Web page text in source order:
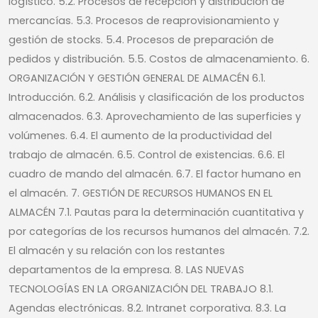
mercancías. 5.3. Procesos de reaprovisionamiento y
gestión de stocks. 5.4. Procesos de preparación de
pedidos y distribución. 5.5. Costos de almacenamiento. 6.
ORGANIZACIÓN Y GESTIÓN GENERAL DE ALMACÉN 6.1.
Introducción. 6.2. Análisis y clasificación de los productos
almacenados. 6.3. Aprovechamiento de las superficies y
volúmenes. 6.4. El aumento de la productividad del
trabajo de almacén. 6.5. Control de existencias. 6.6. El
cuadro de mando del almacén. 6.7. El factor humano en
el almacén. 7. GESTIÓN DE RECURSOS HUMANOS EN EL
ALMACÉN 7.1. Pautas para la determinación cuantitativa y
por categorías de los recursos humanos del almacén. 7.2.
El almacén y su relación con los restantes
departamentos de la empresa. 8. LAS NUEVAS
TECNOLOGÍAS EN LA ORGANIZACIÓN DEL TRABAJO 8.1.
Agendas electrónicas. 8.2. Intranet corporativa. 8.3. La